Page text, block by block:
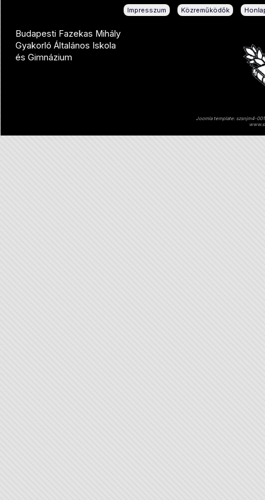
Impresszum Közreműködők
Budapesti Fazekas Mihály
Gyakorló Általános Iskola
és Gimnázium
Joomla template: szsnjm4-